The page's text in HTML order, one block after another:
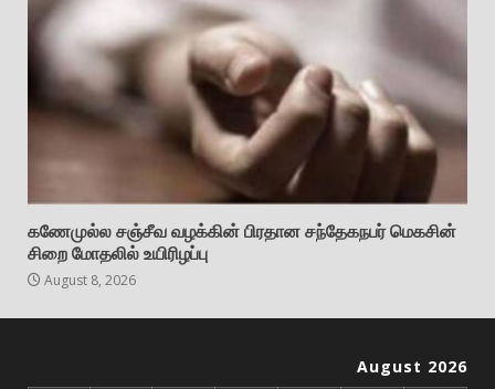
கணேமுல்ல சஞ்சீவ வழக்கின் பிரதான சந்தேகநபர் மெகசின்
சிறை மோதலில் உயிரிழப்பு
August 8, 2026
August 2026